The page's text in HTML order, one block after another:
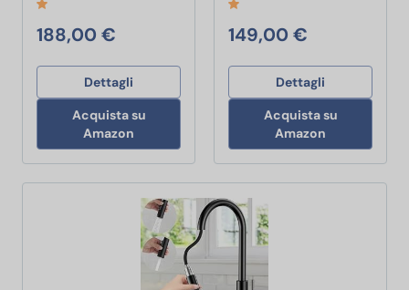
188,00 €
Dettagli
Acquista su
Amazon
149,00 €
Dettagli
Acquista su
Amazon